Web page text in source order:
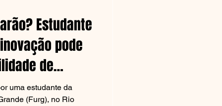
a
Estudante
pode
de
uma estudante da
(Furg), no Rio